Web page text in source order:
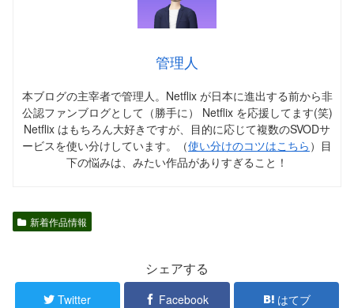
管理人
本ブログの主宰者で管理人。Netflix が日本に進出する前から非
公認ファンブログとして（勝手に） Netflix を応援してます(笑)
Netflix はもちろん大好きですが、目的に応じて複数のSVODサ
ービスを使い分けしています。（使い分けのコツはこちら ）目
下の悩みは、みたい作品がありすぎること！
新着作品情報
シェアする
Twitter Facebook はてブ